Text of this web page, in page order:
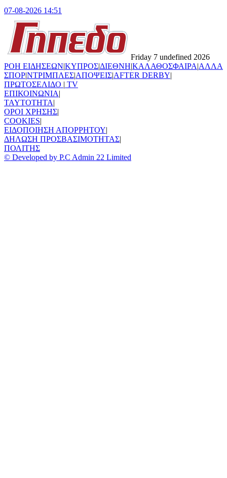
07-08-2026 14:51
Friday 7 undefined 2026
ΡΟΗ ΕΙΔΗΣΕΩΝ|ΚΥΠΡΟΣ|ΔΙΕΘΝΗ|ΚΑΛΑΘΟΣΦΑΙΡΑ|ΑΛΛΑ
ΣΠΟΡ|ΝΤΡΙΜΠΛΕΣ|ΑΠΟΨΕΙΣ|AFTER DERBY|
ΠΡΩΤΟΣΕΛΙΔΟ | TV
ΕΠΙΚΟΙΝΩΝΙΑ|
TAYTOTHTA|
ΟΡΟΙ ΧΡΗΣΗΣ|
COOKIES|
ΕΙΔΟΠΟΙΗΣΗ ΑΠΟΡΡΗΤΟΥ|
ΔΗΛΩΣΗ ΠΡΟΣΒΑΣΙΜΟΤΗΤΑΣ|
ΠΟΛΙΤΗΣ
© Developed by P.C Admin 22 Limited